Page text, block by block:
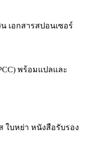
เอกสารสปอนเซอร์
พร้อมแปลและ
ใบหย่า หนังสือรับรอง